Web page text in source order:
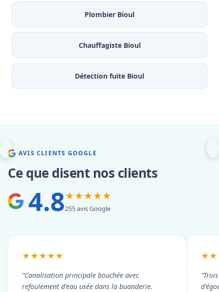
Plombier Bioul
Chauffagiste Bioul
Détection fuite Bioul
AVIS CLIENTS GOOGLE
Ce que disent nos clients
4.8★★★★★
255 avis Google
★★★★★
"Canalisation principale bouchée avec
refoulement d'eau usée dans la buanderie.